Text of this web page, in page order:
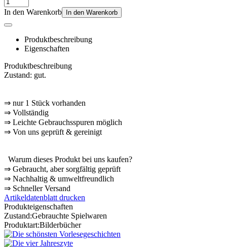
In den Warenkorb In den Warenkorb
Produktbeschreibung
Eigenschaften
Produktbeschreibung
Zustand: gut.
⇒ nur 1 Stück vorhanden
⇒ Vollständig
⇒ ️ Leichte Gebrauchsspuren möglich
⇒ Von uns geprüft & gereinigt
Warum dieses Produkt bei uns kaufen?
⇒ ️ Gebraucht, aber sorgfältig geprüft
⇒ ️ Nachhaltig & umweltfreundlich
⇒ ️ Schneller Versand
Artikeldatenblatt drucken
Produkteigenschaften
Zustand:Gebrauchte Spielwaren
Produktart:Bilderbücher